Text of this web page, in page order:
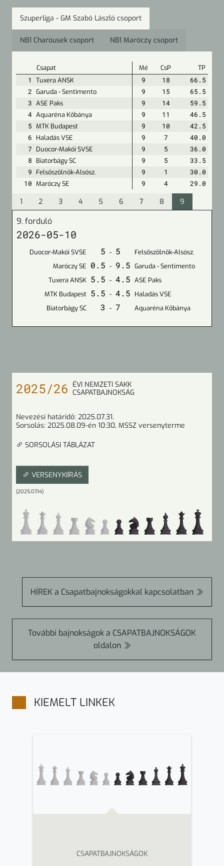
Szuperliga - GM Szabó László csoport
NB1 Charousek csoport NB1 Maróczy csoport
Csapat Mé CsP TP
1 Tuxera ANSK 9 18
66.5
2 Garuda - Sentimento 9 15
65.5
3 ASE Paks 9 14
59.5
4 Aquaréna Kőbánya 9 11
46.5
5 MTK Budapest 9 10
42.5
6
Haladás VSE 9 7
40.0
7
Duocor-Makói SVSE 9 5
36.0
8
Biatorbágy SC 9 5
33.5
9
Felsőszölnök-Alsósz. 9 1
30.0
10 Maróczy SE 9 4 29.0
1 2 3 4 5 6 7 8 9
9. forduló
2026-05-10
Duocor-Makói SVSE 5 - 5
Felsőszölnök-Alsósz.
Maróczy SE 0.5 - 9.5 Garuda - Sentimento
Tuxera ANSK 5.5 - 4.5 ASE Paks
MTK Budapest 5.5 - 4.5 Haladás VSE
Biatorbágy SC
3 - 7 Aquaréna Kőbánya
2025/26 ÉVI NEMZETI SAKK
CSAPATBAJNOKSÁG
Nevezési határidő: 2025.07.31.
Sorsolás: 2025.08.09-én 10:30, MSSZ versenyterme
SORSOLÁSI TÁBLÁZAT
VERSENYKIÍRÁS
(2025.07.14)
HÍREK a Csapatbajnokságokkal kapcsolatban
További bajnokságok a CSAPATBAJNOKSÁGOK
oldalon
KIEMELT LINKEK
CSAPATBAJNOKSÁGOK